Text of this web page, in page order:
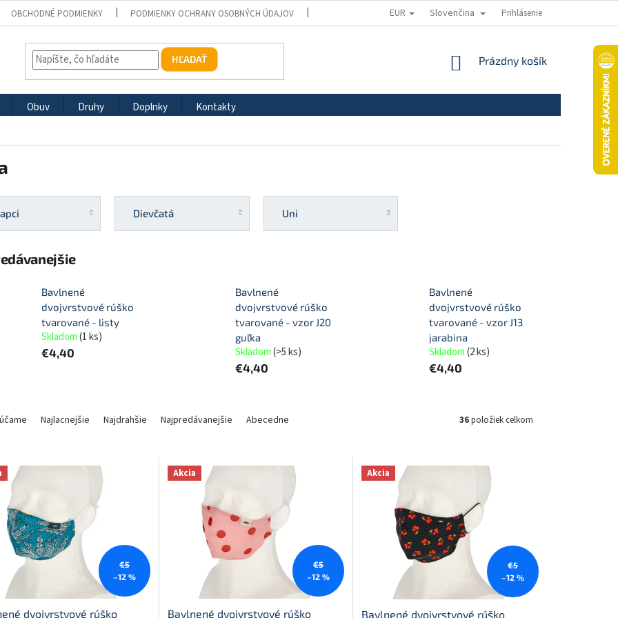
OBCHODNÉ PODMIENKY PODMIENKY OCHRANY OSOBNÝCH ÚDAJOV ODSTÚPENIE OD ZMLUVY REKLAMAČNÝ PORIADOK
EUR Slovenčina Prihlásenie
HĽADAŤ
NÁKUPNÝ
Prázdny košík
Obuv Druhy Doplnky
Kontakty
Dievčatá Uni
Bavlnené
dvojvrstvové rúško
tvarované - listy
Skladom(1 ks)
€4,40
Bavlnené
dvojvrstvové rúško
tvarované - vzor J20
guľka
Skladom(>5 ks)
€4,40
Bavlnené
dvojvrstvové rúško
tvarované - vzor J13
jarabina
Skladom(2 ks)
€4,40
Najlacnejšie Najdrahšie Najpredávanejšie Abecedne 36položiek celkom
€5
–12 %
dvojvrstvové rúško
Akcia
€5
–12 %
Bavlnené dvojvrstvové rúško
Akcia
€5
–12 %
Bavlnené dvojvrstvové rúško